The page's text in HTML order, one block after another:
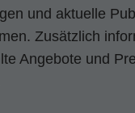
und aktuelle
Zusätzlich
Angebote und